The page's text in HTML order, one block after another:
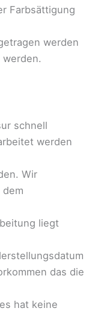
Farbsättigung
werden
schnell
werden
Wir
liegt
das die
hat keine